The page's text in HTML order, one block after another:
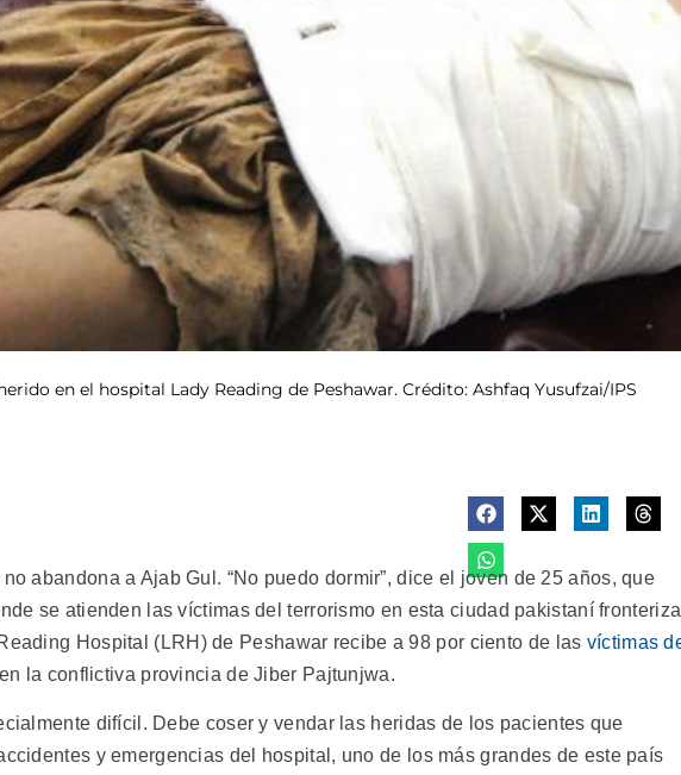
en el hospital Lady Reading de Peshawar. Crédito: Ashfaq Yusufzai/IPS
abandona a Ajab Gul. “No puedo dormir”, dice el joven de 25 años, que
se atienden las víctimas del terrorismo en esta ciudad pakistaní fronteriza
Hospital (LRH) de Peshawar recibe a 98 por ciento de las víctimas
en la conflictiva provincia de Jiber Pajtunjwa.
difícil. Debe coser y vendar las heridas de los pacientes que
y emergencias del hospital, uno de los más grandes de este país